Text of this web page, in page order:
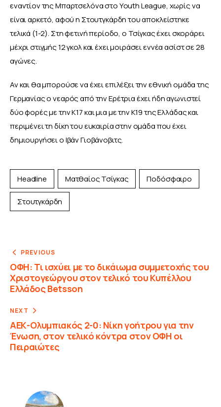
εναντίον της Μπαρτσελόνα στο Youth League, χωρίς να
είναι αρκετό, αφού η Στουτγκάρδη του αποκλείστηκε
τελικά (1-2). Στη φετινή περίοδο, ο Τσίγκας έχει σκοράρει
μέχρι στιγμής 12 γκολ και έχει μοιράσει εννέα ασίστ σε 28
αγώνες.
Αν και θα μπορούσε να έχει επιλέξει την εθνική ομάδα της
Γερμανίας ο νεαρός από την Ερέτρια έχει ήδη αγωνιστεί
δύο φορές με την Κ17 και μια με την Κ19 της Ελλάδας και
περιμένει τη δίκη του ευκαιρία στην ομάδα που έχει
δημιουργήσει ο Ιβάν Γιοβάνοβιτς.
Headline Ματθαίος Τσίγκας Ποδόσφαιρο
Στουτγκάρδη
PREVIOUS
ΟΦΗ: Τι ισχύει με τo δικάιωμα συμμετοχής του
Χριστογεώργου στον τελικό του Κυπέλλου
Ελλάδος Betsson
NEXT
ΑΕΚ-Ολυμπιακός 2-0: Νίκη γοήτρου για την
Ένωση, στον τελικό κόντρα στον ΟΦΗ οι
Πειραιώτες